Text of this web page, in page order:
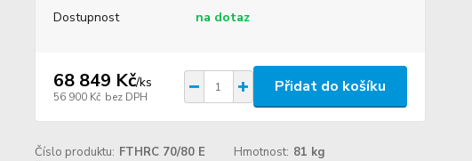
Dostupnost na dotaz
68 849 Kč/ks
56 900 Kč bez DPH
Přidat do košíku
Číslo produktu: FTHRC 70/80 E Hmotnost: 81 kg